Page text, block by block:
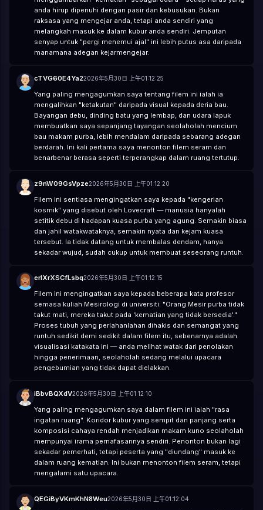
anda hirup dipenuhi dengan pasir dan kebusukan. Bukan
raksasa yang mengejar anda, tetapi anda sendiri yang
melangkah masuk ke dalam kubur anda sendiri. Jemputan
senyap untuk "pergi menemui ajal" ini lebih putus asa daripada
manamana adegan kejarmengejar.
cTVG60E4Ya22026年5月30日 上午01:12:25
Yang paling mengagumkan saya tentang filem ini ialah ia
mengalihkan "ketakutan" daripada visual kepada deria bau.
Bayangan debu, dinding batu yang lembap, dan udara lapuk
membuatkan saya sepanjang tayangan seolaholah mencium
bau makam purba, lebih mendalam daripada sebarang adegan
berdarah. Ini kali pertama saya menonton filem seram dan
benarbenar berasa seperti terperangkap dalam ruang tertutup.
z9nW09GsVpze2026年5月30日 上午01:12:20
Filem ini sentiasa mengingatkan saya kepada "kengerian
kosmik" yang disebut oleh Lovecraft — manusia hanyalah
setitik debu di hadapan kuasa purba yang agung. Semakin biasa
dan jahil watakwataknya, semakin nyata dan kejam kuasa
tersebut. Ia tidak datang untuk membalas dendam, hanya
sekadar wujud, sudah cukup untuk membuat seseorang runtuh.
erlXrXSCfLsbq2026年5月30日 上午01:12:15
Filem ini mengingatkan saya kepada beberapa kata profesor
semasa kuliah Mesirologi di universiti: "Orang Mesir purba tidak
takut mati, mereka takut pada 'kematian yang tidak bersedia'."
Proses tubuh yang perlahanlahan dihakis dan semangat yang
runtuh sedikit demi sedikit dalam filem itu, sebenarnya adalah
visualisasi katakata ini — anda melihat watak dari penolakan
hingga penerimaan, seolaholah sedang melalui upacara
pengebumian yang tidak dapat dielakkan.
iBbvBQXdV2026年5月30日 上午01:12:10
Yang paling mengagumkan saya dalam filem ini ialah "rasa
ingatan ruang". Koridor kubur yang sempit dan panjang serta
komposisi cahaya rendah menjadikan makam kuno seolaholah
mempunyai irama pernafasannya sendiri. Penonton bukan lagi
sekadar pemerhati, tetapi peserta yang "diundang" masuk ke
dalam ruang kematian. Ini bukan menonton filem seram, tetapi
mengalami satu upacara.
QEGiByVKmKhN8Weu2026年5月30日 上午01:12:04